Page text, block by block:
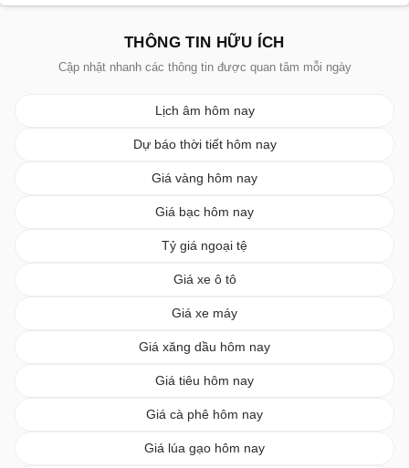
THÔNG TIN HỮU ÍCH
Cập nhật nhanh các thông tin được quan tâm mỗi ngày
Lịch âm hôm nay
Dự báo thời tiết hôm nay
Giá vàng hôm nay
Giá bạc hôm nay
Tỷ giá ngoại tệ
Giá xe ô tô
Giá xe máy
Giá xăng dầu hôm nay
Giá tiêu hôm nay
Giá cà phê hôm nay
Giá lúa gạo hôm nay